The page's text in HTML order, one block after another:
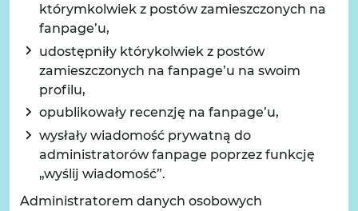
którymkolwiek z postów zamieszczonych na
fanpage’u,
udostępniły którykolwiek z postów
zamieszczonych na fanpage’u na swoim
profilu,
opublikowały recenzję na fanpage’u,
wysłały wiadomość prywatną do
administratorów fanpage poprzez funkcję
„wyślij wiadomość”.
Administratorem danych osobowych